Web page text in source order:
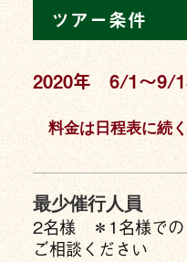
ツアー条件
2020年 6/1〜9/
料金は日程表に続
最少催行人員
2名様 ＊1名様での
ご相談ください